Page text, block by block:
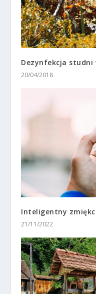
Dezynfekcja
20/04/2018
Inteligentny
21/11/2022